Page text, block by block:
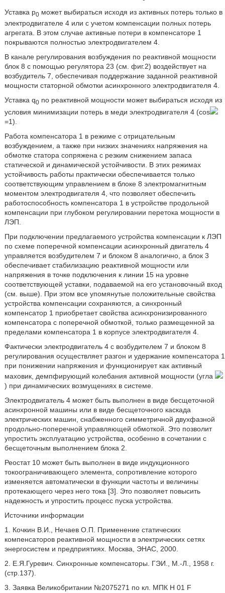
Уставка р0может выбираться исходя из активных потерь только в
электродвигателе 4 или с учетом компенсации полных потерь
агрегата. В этом случае активные потери в компенсаторе 1
покрываются полностью электродвигателем 4.
В канале регулирования возбуждения по реактивной мощности
блок 8 с помощью регулятора 23 (см. фиг.2) воздействует на
возбудитель 7, обеспечивая поддержание заданной реактивной
мощности статорной обмотки асинхронного электродвигателя 4.
Уставка q0no реактивной мощности может выбираться исходя из
условия минимизации потерь в меди электродвигателя 4 (cos
=1).
Работа компенсатора 1 в режиме с отрицательным
возбуждением, а также при низких значениях напряжения на
обмотке статора сопряжена с резким снижением запаса
статической и динамической устойчивости. В этих режимах
устойчивость работы практически обеспечивается только
соответствующим управлением в блоке 8 электромагнитным
моментом электродвигателя 4, что позволяет обеспечить
работоспособность компенсатора 1 в устройстве продольной
компенсации при глубоком регулировании перетока мощности в
ЛЭП.
При подключении предлагаемого устройства компенсации к ЛЭП
по схеме поперечной компенсации асинхронный двигатель 4
управляется возбудителем 7 и блоком 8 аналогично, а блок 3
обеспечивает стабилизацию реактивной мощности или
напряжения в точке подключения к линии 15 на уровне
соответствующей уставки, подаваемой на его установочный вход
(см. выше). При этом все упомянутые положительные свойства
устройства компенсации сохраняются, а синхронный
компенсатор 1 приобретает свойства асинхронизированного
компенсатора с поперечной обмоткой, только размещенной за
пределами компенсатора 1 в корпусе электродвигателя 4.
Фактически электродвигатель 4 с возбудителем 7 и блоком 8
регулирования осуществляет разгон и удержание компенсатора 1
при понижении напряжения и функционирует как активный
маховик, демпфирующий колебания активной мощности (угла
) при динамических возмущениях в системе.
Электродвигатель 4 может быть выполнен в виде бесщеточной
асинхронной машины или в виде бесщеточного каскада
электрических машин, снабженного симметричной двухфазной
продольно-поперечной управляющей обмоткой. Это позволит
упростить эксплуатацию устройства, особенно в сочетании с
бесщеточным выполнением блока 2.
Реостат 10 может быть выполнен в виде индукционного
токоограничивающего элемента, сопротивление которого
изменяется автоматически в функции частоты и величины
протекающего через него тока [3]. Это позволяет повысить
надежность и упростить процесс пуска устройства.
Источники информации
1. Кочкин В.И., Нечаев О.П. Применение статических
компенсаторов реактивной мощности в электрических сетях
энергосистем и предприятиях. Москва, ЭНАС, 2000.
2. Е.Я.Гуревич. Синхронные компенсаторы. ГЭИ., М.-Л., 1958 г.
(стр.137).
3. Заявка Великобритании №2075271 по кл. МПК H 01 F